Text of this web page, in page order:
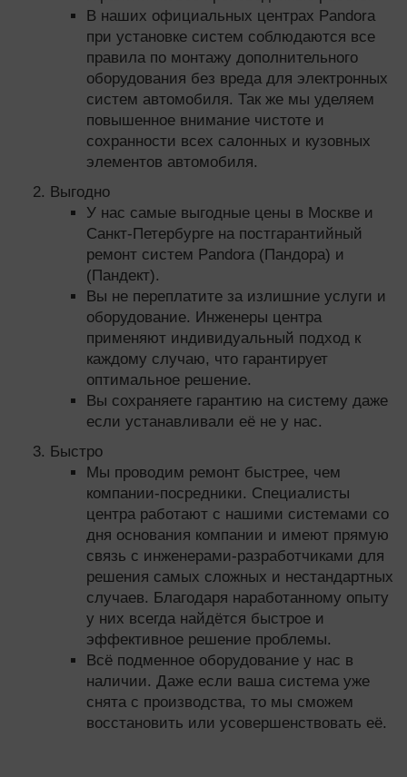
В наших официальных центрах Pandora
при установке систем соблюдаются все
правила по монтажу дополнительного
оборудования без вреда для электронных
систем автомобиля. Так же мы уделяем
повышенное внимание чистоте и
сохранности всех салонных и кузовных
элементов автомобиля.
Выгодно
У нас самые выгодные цены в Москве и
Санкт-Петербурге на постгарантийный
ремонт систем Pandora (Пандора) и
(Пандект).
Вы не переплатите за излишние услуги и
оборудование. Инженеры центра
применяют индивидуальный подход к
каждому случаю, что гарантирует
оптимальное решение.
Вы сохраняете гарантию на систему даже
если устанавливали её не у нас.
Быстро
Мы проводим ремонт быстрее, чем
компании-посредники. Специалисты
центра работают с нашими системами со
дня основания компании и имеют прямую
связь с инженерами-разработчиками для
решения самых сложных и нестандартных
случаев. Благодаря наработанному опыту
у них всегда найдётся быстрое и
эффективное решение проблемы.
Всё подменное оборудование у нас в
наличии. Даже если ваша система уже
снята с производства, то мы сможем
восстановить или усовершенствовать её.